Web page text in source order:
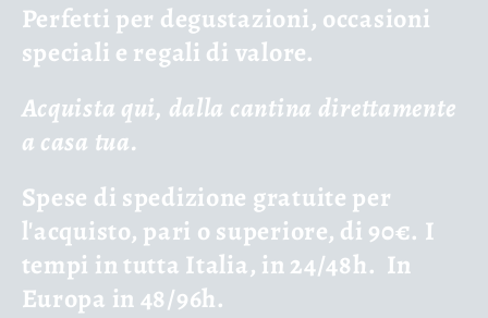
Perfetti per degustazioni, occasioni
speciali e regali di valore.
Acquista qui, dalla cantina direttamente
a casa tua.
Spese di spedizione gratuite per
l'acquisto, pari o superiore, di 90€. I
tempi in tutta Italia, in 24/48h. In
Europa in 48/96h.